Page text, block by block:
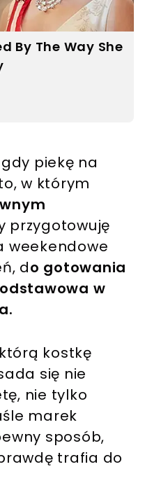
piekę na
w którym
przygotowuję
weekendowe
do gotowania
w
kostkę
się nie
nie tylko
marek
sposób,
trafia do